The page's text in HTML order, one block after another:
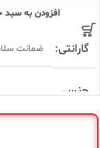
افزودن به سبد
گارانتی ضمانت
جنس
چوب